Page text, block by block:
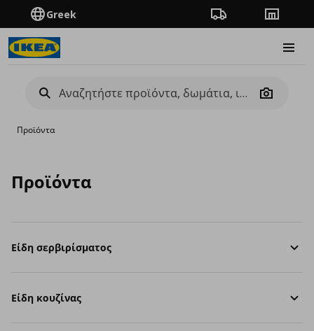
Greek Πορεία παραγγελίας
Camera
Προϊόντα
Προϊόντα
Είδη σερβιρίσματος
Είδη κουζίνας